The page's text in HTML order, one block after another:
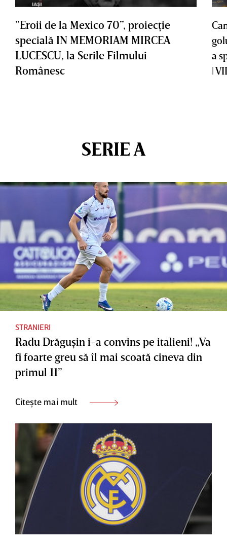
”Eroii de la Mexico 70”, proiecţie
specială IN MEMORIAM MIRCEA
LUCESCU, la Serile Filmului
Românesc
a
|
SERIE A
STRANIERI
Radu Drăguşin i-a convins pe italieni! „Va
fi foarte greu să îl mai scoată cineva din
primul 11”
Citește mai mult